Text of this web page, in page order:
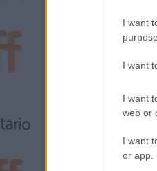
I want
I want
I want
web or
I want
or app.